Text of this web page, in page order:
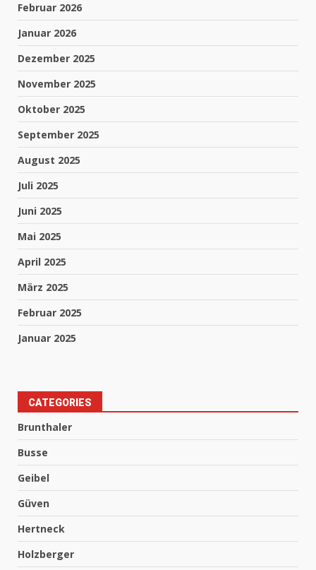
Februar 2026
Januar 2026
Dezember 2025
November 2025
Oktober 2025
September 2025
August 2025
Juli 2025
Juni 2025
Mai 2025
April 2025
März 2025
Februar 2025
Januar 2025
CATEGORIES
Brunthaler
Busse
Geibel
Güven
Hertneck
Holzberger